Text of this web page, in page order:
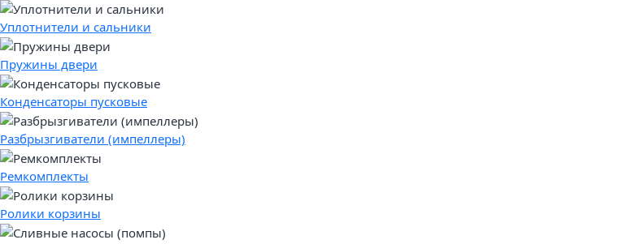
Уплотнители и сальники
Пружины двери
Конденсаторы пусковые
Разбрызгиватели (импеллеры)
Ремкомплекты
Ролики корзины